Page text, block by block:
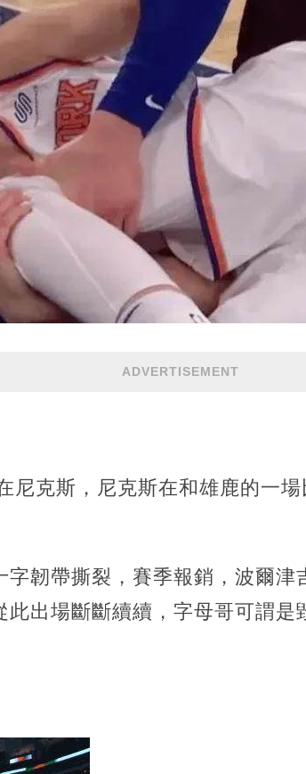
ADVERTISEMENT
尼克斯，尼克斯在和雄鹿的一
字韌帶撕裂，賽季報銷，波爾津
出場斷斷續續，字母哥可謂是